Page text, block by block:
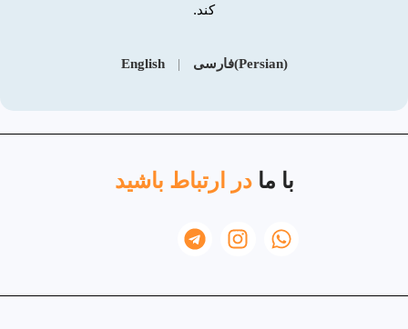
کند.
(Persian)فارسی |
English
با مادر ارتباط باشید